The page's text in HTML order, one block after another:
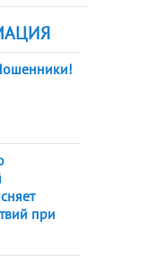
при